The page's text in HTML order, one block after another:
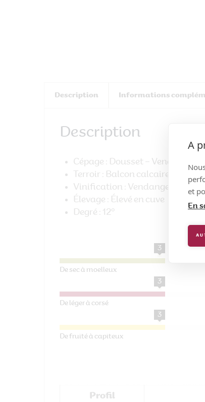
A
et
En
Description Informations
Description
Cépage : Dousset – Vendangé à
Terroir : Balcon calcaire
Vinification : Vendanges
Élevage : Élevé en cuve
Degré : 12°
3
De sec à moelleux
3
De léger à corsé
3
De fruité à capiteux
Profil